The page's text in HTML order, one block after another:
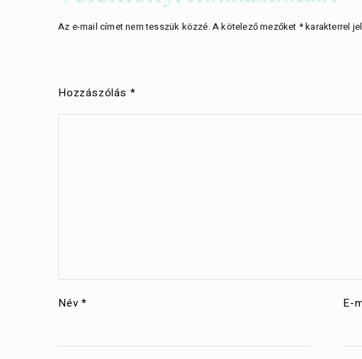
Az e-mail címet nem tesszük közzé.A kötelező mezőket *karakterrel
Hozzászólás *
Név* E-